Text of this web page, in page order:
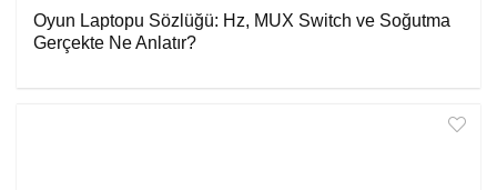
Oyun Laptopu Sözlüğü: Hz, MUX Switch ve Soğutma
Gerçekte Ne Anlatır?